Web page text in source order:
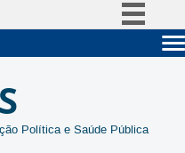
Acesso à informaçãoPós-Graduação
Política e Saúde Pública